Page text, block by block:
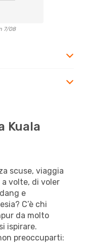
7/08
Kuala
scuse, viaggia
a volte, di voler
e
C’è chi
da molto
ispirare.
preoccuparti: